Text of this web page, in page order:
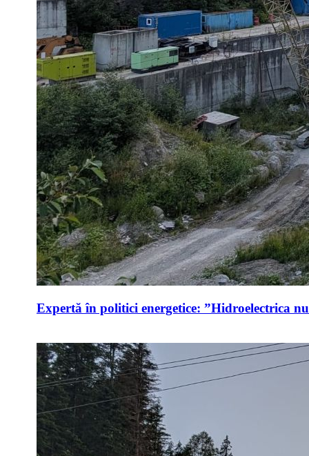
Expertă în politici energetice: ”Hidroelectrica